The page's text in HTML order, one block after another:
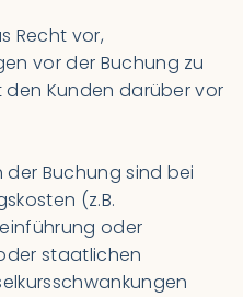
Recht vor,
vor der Buchung zu
den Kunden darüber vor
Buchung sind bei
(z.B.
oder
staatlichen